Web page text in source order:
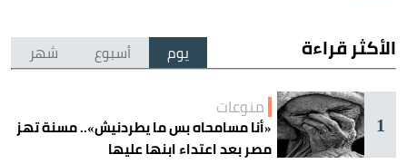
الأكثر قراءة يوم أسبوع شهر
1
منوعات
«أنا مسامحاه بس ما يطردنيش».. مسنة تهز
مصر بعد اعتداء ابنها عليها